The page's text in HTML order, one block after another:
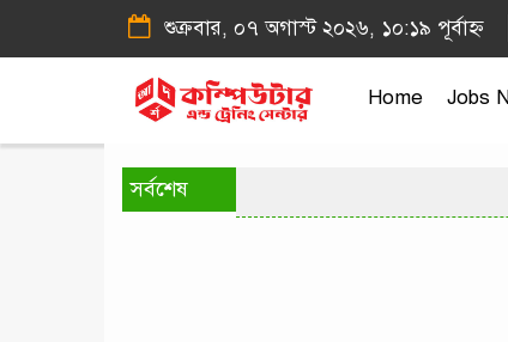
শুক্রবার, ০৭ অগাস্ট ২০২৬, ১০:১৯ পূর্বাহ্ন
Home Jobs
সর্বশেষ